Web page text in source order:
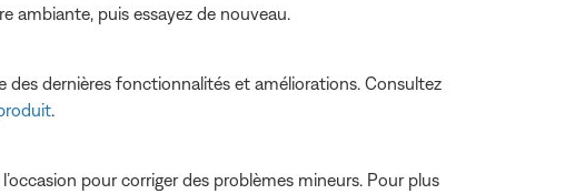
ambiante, puis essayez de nouveau.
dernières fonctionnalités et améliorations. Consultez
pour corriger des problèmes mineurs. Pour plus